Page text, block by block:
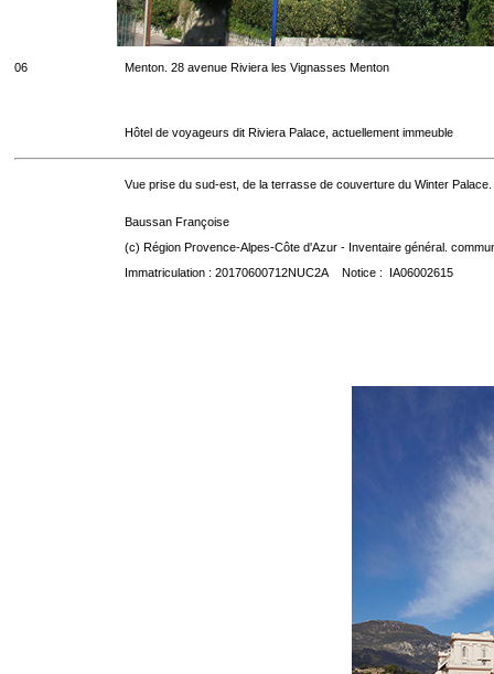
06 Menton. 28 avenue Riviera les Vignasses Menton
Hôtel de voyageurs dit Riviera Palace, actuellement immeuble
Vue prise du sud-est, de la terrasse de couverture du Winter Palace.
Baussan Françoise
(c) Région Provence-Alpes-Côte d'Azur - Inventaire général.
Immatriculation : 20170600712NUC2A Notice : IA06002615